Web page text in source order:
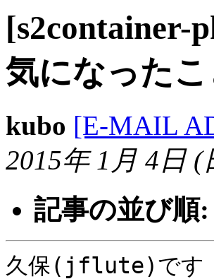
[s2container-
気になったこ
kubo [E-MAIL
2015年 1月 4日 (
記事の並び順:
久保(jflute)です